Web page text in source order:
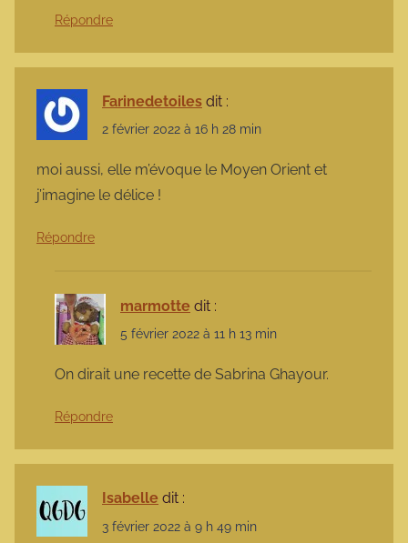
Répondre
Farinedetoiles dit :
2 février 2022 à 16 h 28 min
moi aussi, elle m’évoque le Moyen Orient et
j’imagine le délice !
Répondre
marmotte dit :
5 février 2022 à 11 h 13 min
On dirait une recette de Sabrina Ghayour.
Répondre
Isabelle dit :
3 février 2022 à 9 h 49 min